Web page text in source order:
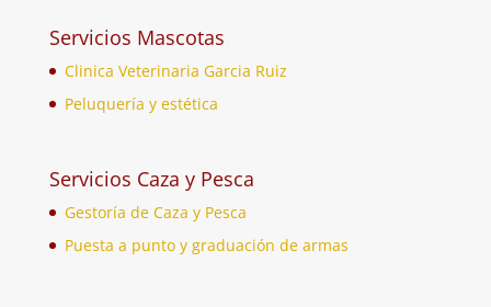
Servicios Mascotas
Clinica Veterinaria Garcia Ruiz
Peluquería y estética
Servicios Caza y Pesca
Gestoría de Caza y Pesca
Puesta a punto y graduación de armas